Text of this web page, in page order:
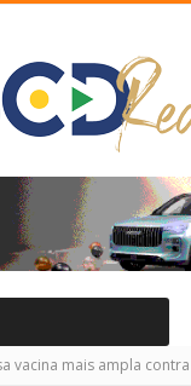
vacina mais ampla